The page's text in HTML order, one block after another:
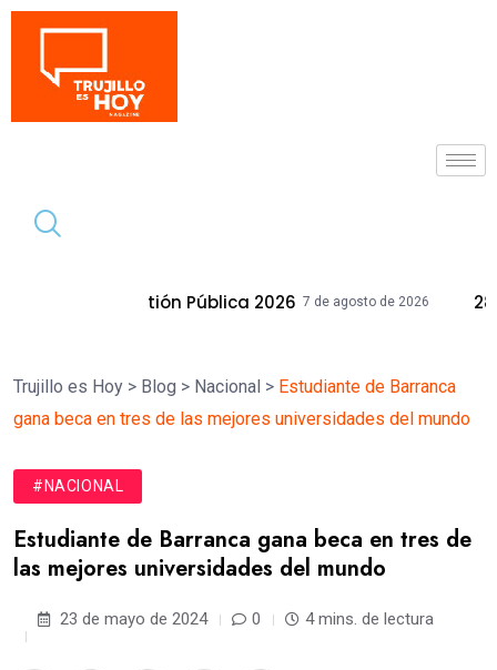
Pública 2026 7 de agosto de 2026 28 Inmuebles
Trujillo es Hoy > Blog > Nacional > Estudiante de Barranca
gana beca en tres de las mejores universidades del mundo
#NACIONAL
Estudiante de Barranca gana beca en tres de
las mejores universidades del mundo
23 de mayo de 2024 0 4 mins. de lectura